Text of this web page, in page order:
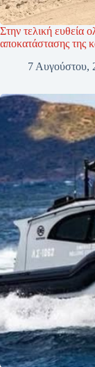
Στην τελική ευθεία
αποκατάστασης της
7 Αυγούστου,